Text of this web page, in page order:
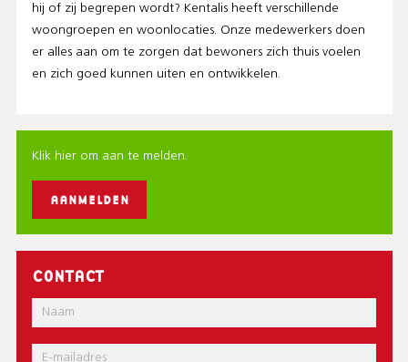
hij of zij begrepen wordt? Kentalis heeft verschillende
woongroepen en woonlocaties. Onze medewerkers doen
er alles aan om te zorgen dat bewoners zich thuis voelen
en zich goed kunnen uiten en ontwikkelen.
Klik hier om aan te melden.
AANMELDEN
CONTACT
Naam
E-